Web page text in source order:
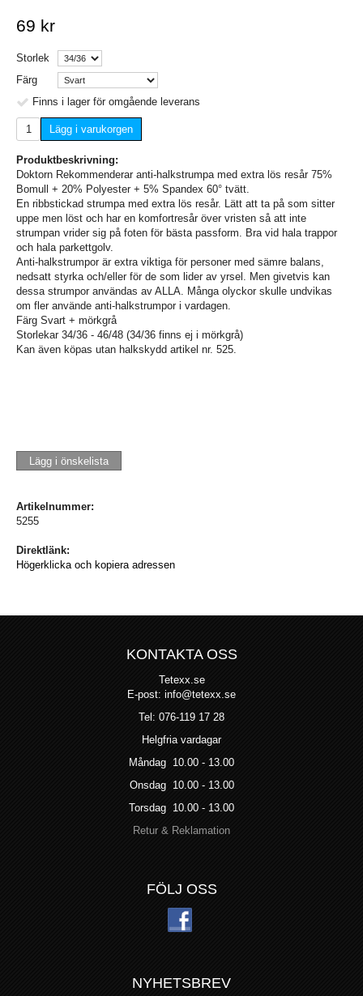
69 kr
Storlek
Färg
Finns i lager för omgående leverans
Lägg i varukorgen
Produktbeskrivning:
Doktorn Rekommenderar anti-halkstrumpa med extra lös resår 75%
Bomull + 20% Polyester + 5% Spandex 60° tvätt.
En ribbstickad strumpa med extra lös resår. Lätt att ta på som sitter
uppe men löst och har en komfortresår över vristen så att inte
strumpan vrider sig på foten för bästa passform. Bra vid hala trappor
och hala parkettgolv.
Anti-halkstrumpor är extra viktiga för personer med sämre balans,
nedsatt styrka och/eller för de som lider av yrsel. Men givetvis kan
dessa strumpor användas av ALLA. Många olyckor skulle undvikas
om fler använde anti-halkstrumpor i vardagen.
Färg Svart + mörkgrå
Storlekar 34/36 - 46/48 (34/36 finns ej i mörkgrå)
Kan även köpas utan halkskydd artikel nr. 525.
Lägg i önskelista
Artikelnummer:
5255
Direktlänk:
Högerklicka och kopiera adressen
KONTAKTA OSS
Tetexx.se
E-post: info@tetexx.se
Tel: 076-119 17 28
Helgfria vardagar
Måndag 10.00 - 13.00
Onsdag 10.00 - 13.00
Torsdag 10.00 - 13.00
Retur & Reklamation
FÖLJ OSS
NYHETSBREV